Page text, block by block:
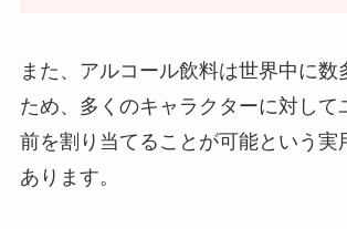
また、アルコール飲料は世界中に数
ため、多くのキャラクターに対して
前を割り当てることが可能という実
あります。